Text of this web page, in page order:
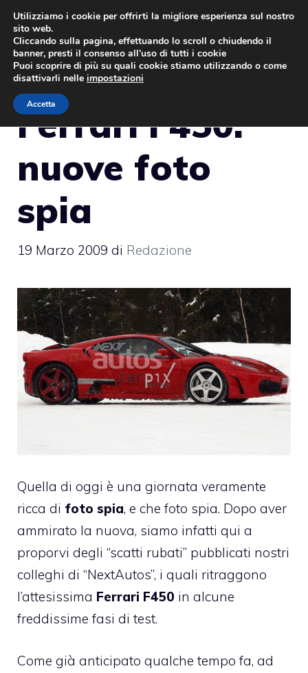
Vai
contenuto
Ferrari F450:
nuove foto
spia
19 Marzo 2009 di Redazione
Quella di oggi è una giornata veramente
ricca di foto spia, e che foto spia. Dopo aver
ammirato la nuova, siamo infatti qui a
proporvi degli “scatti rubati” pubblicati nostri
colleghi di “NextAutos”, i quali ritraggono
l’attesissima Ferrari F450 in alcune
freddissime fasi di test.
Come già anticipato qualche tempo fa, ad
Utilizziamo i cookie per offrirti la migliore esperienza sul nostro
sito web.
Cliccando sulla pagina, effettuando lo scroll o chiudendo il
banner, presti il consenso all’uso di tutti i cookie
Puoi scoprire di più su quali cookie stiamo utilizzando o come
disattivarli nelle impostazioni
Accetta